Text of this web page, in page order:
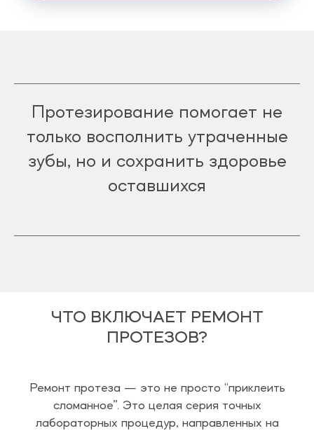
Протезирование помогает не
только восполнить утраченные
зубы, но и сохранить здоровье
оставшихся
ЧТО ВКЛЮЧАЕТ РЕМОНТ
ПРОТЕЗОВ?
Ремонт протеза — это не просто “приклеить
сломанное”. Это целая серия точных
лабораторных процедур, направленных на